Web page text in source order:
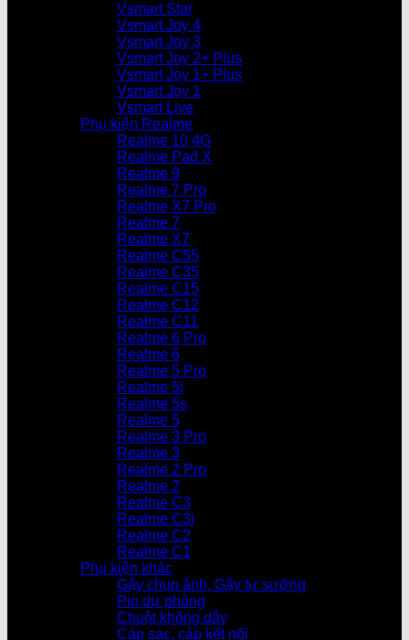
Vsmart Star
Vsmart Joy 4
Vsmart Joy 3
Vsmart Joy 2+ Plus
Vsmart Joy 1+ Plus
Vsmart Joy 1
Vsmart Live
Phụ kiện Realme
Realme 10 4G
Realme Pad X
Realme 9
Realme 7 Pro
Realme X7 Pro
Realme 7
Realme X7
Realme C55
Realme C35
Realme C15
Realme C12
Realme C11
Realme 6 Pro
Realme 6
Realme 5 Pro
Realme 5i
Realme 5s
Realme 5
Realme 3 Pro
Realme 3
Realme 2 Pro
Realme 2
Realme C3
Realme C3i
Realme C2
Realme C1
Phụ kiện khác
Gậy chụp ảnh, Gậy tự sướng
Pin dự phòng
Chuột không dây
Cáp sạc, cáp kết nối